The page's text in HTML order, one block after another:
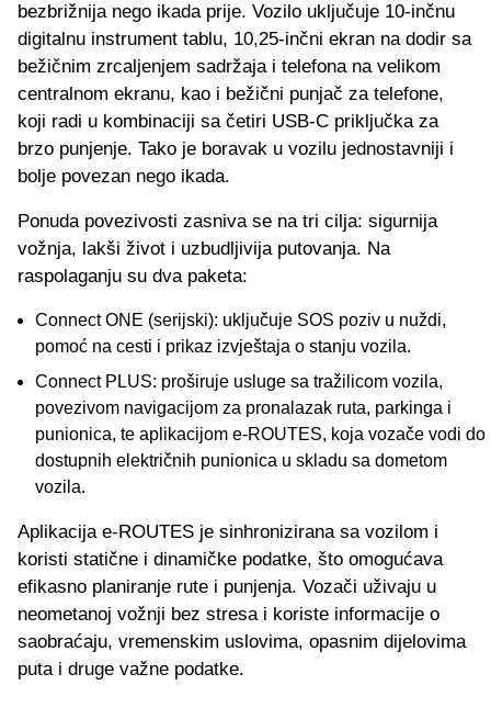
bezbrižnija nego ikada prije. Vozilo uključuje 10-inčnu
digitalnu instrument tablu, 10,25-inčni ekran na dodir sa
bežičnim zrcaljenjem sadržaja i telefona na velikom
centralnom ekranu, kao i bežični punjač za telefone,
koji radi u kombinaciji sa četiri USB-C priključka za
brzo punjenje. Tako je boravak u vozilu jednostavniji i
bolje povezan nego ikada.
Ponuda povezivosti zasniva se na tri cilja: sigurnija
vožnja, lakši život i uzbudljivija putovanja. Na
raspolaganju su dva paketa:
Connect ONE (serijski): uključuje SOS poziv u nuždi,
pomoć na cesti i prikaz izvještaja o stanju vozila.
Connect PLUS: proširuje usluge sa tražilicom vozila,
povezivom navigacijom za pronalazak ruta, parkinga i
punionica, te aplikacijom e-ROUTES, koja vozače vodi do
dostupnih električnih punionica u skladu sa dometom
vozila.
Aplikacija e-ROUTES je sinhronizirana sa vozilom i
koristi statične i dinamičke podatke, što omogućava
efikasno planiranje rute i punjenja. Vozači uživaju u
neometanoj vožnji bez stresa i koriste informacije o
saobraćaju, vremenskim uslovima, opasnim dijelovima
puta i druge važne podatke.